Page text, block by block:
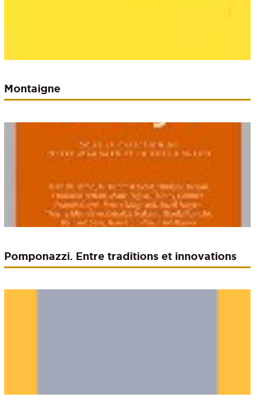
Montaigne
Pomponazzi. Entre traditions et innovations